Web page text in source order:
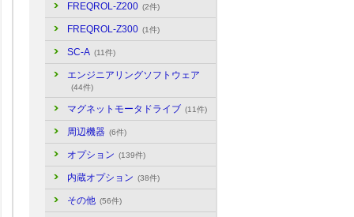
FREQROL-Z200 (2件)
FREQROL-Z300 (1件)
SC-A (11件)
エンジニアリングソフトウェア
(44件)
マグネットモータドライブ (11件)
周辺機器 (6件)
オプション (139件)
内蔵オプション (38件)
その他 (56件)